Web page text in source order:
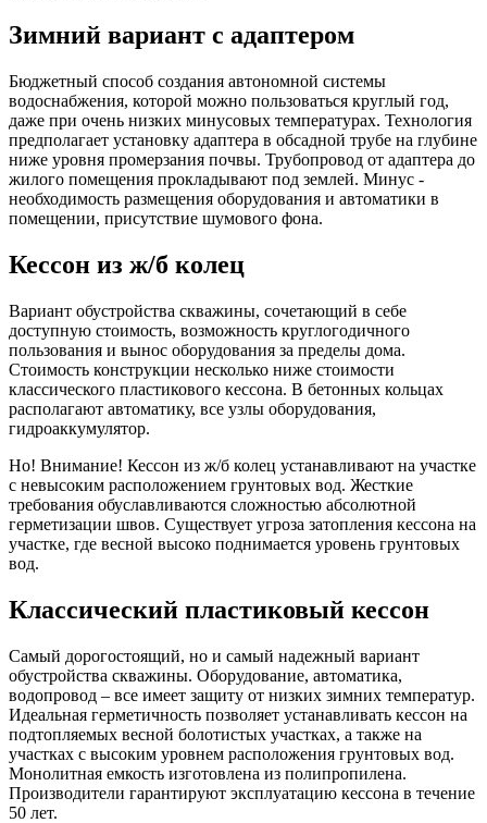
Зимний вариант с адаптером
Бюджетный способ создания автономной системы
водоснабжения, которой можно пользоваться круглый год,
даже при очень низких минусовых температурах. Технология
предполагает установку адаптера в обсадной трубе на глубине
ниже уровня промерзания почвы. Трубопровод от адаптера до
жилого помещения прокладывают под землей. Минус -
необходимость размещения оборудования и автоматики в
помещении, присутствие шумового фона.
Кессон из ж/б колец
Вариант обустройства скважины, сочетающий в себе
доступную стоимость, возможность круглогодичного
пользования и вынос оборудования за пределы дома.
Стоимость конструкции несколько ниже стоимости
классического пластикового кессона. В бетонных кольцах
располагают автоматику, все узлы оборудования,
гидроаккумулятор.
Но! Внимание! Кессон из ж/б колец устанавливают на участке
с невысоким расположением грунтовых вод. Жесткие
требования обуславливаются сложностью абсолютной
герметизации швов. Существует угроза затопления кессона на
участке, где весной высоко поднимается уровень грунтовых
вод.
Классический пластиковый кессон
Самый дорогостоящий, но и самый надежный вариант
обустройства скважины. Оборудование, автоматика,
водопровод – все имеет защиту от низких зимних температур.
Идеальная герметичность позволяет устанавливать кессон на
подтопляемых весной болотистых участках, а также на
участках с высоким уровнем расположения грунтовых вод.
Монолитная емкость изготовлена из полипропилена.
Производители гарантируют эксплуатацию кессона в течение
50 лет.